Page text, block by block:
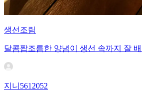
생선조림
달콤짭조름한 양념이 생선 속까지 잘
지니5612052